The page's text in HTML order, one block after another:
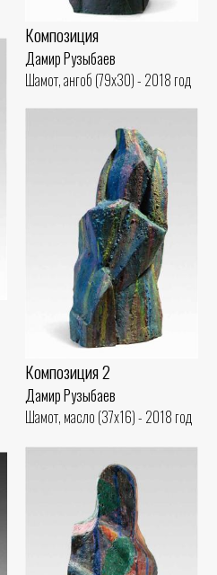
Композиция
Дамир Рузыбаев
Шамот, ангоб (79x30) - 2018 год
Композиция 2
Дамир Рузыбаев
Шамот, масло (37x16) - 2018 год